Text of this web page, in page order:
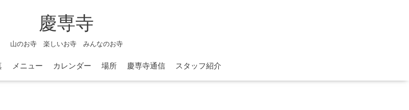
慶専寺
山のお寺 楽しいお寺 みんなのお寺
メニュー カレンダー 場所 慶専寺通信 スタッフ紹介